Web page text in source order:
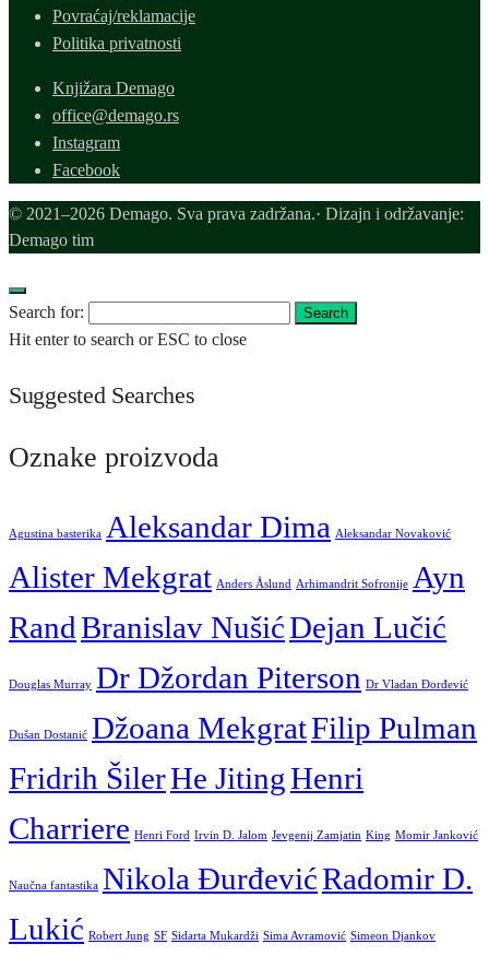
Povraćaj/reklamacije
Politika privatnosti
Knjižara Demago
office@demago.rs
Instagram
Facebook
© 2021–2026 Demago. Sva prava zadržana.· Dizajn i održavanje:
Demago tim
Search for: Search
Hit enter to search or ESC to close
Suggested Searches
Oznake proizvoda
Agustina basterika Aleksandar Dima Aleksandar Novaković
Alister Mekgrat Anders Åslund Arhimandrit Sofronije Ayn
RandBranislav NušićDejan Lučić
Douglas Murray Dr Džordan Piterson Dr Vladan Đorđević
Dušan Dostanić Džoana MekgratFilip Pulman
Fridrih ŠilerHe JitingHenri
Charriere Henri Ford Irvin D. Jalom Jevgenij Zamjatin King Momir Janković
Naučna fantastika Nikola ĐurđevićRadomir D.
Lukić Robert Jung SF Sidarta Mukardži Sima Avramović Simeon Djankov